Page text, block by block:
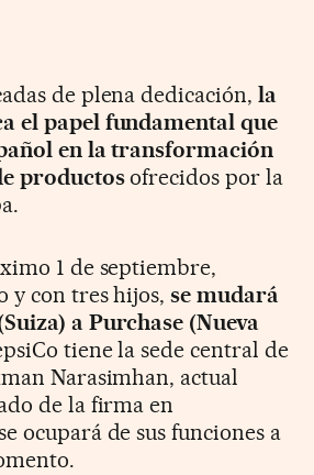
de plena dedicación,la
el papel fundamental que
en la transformación
productosofrecidos por la
1 de septiembre,
y con tres hijos,se mudará
a Purchase (Nueva
tiene la sede central de
Narasimhan, actual
de la firma en
ocupará de sus funciones a